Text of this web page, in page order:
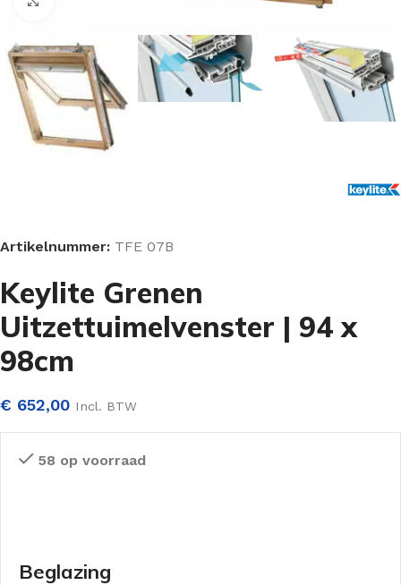
Artikelnummer: TFE 07B
Keylite Grenen
Uitzettuimelvenster | 94 x
98cm
€ 652,00 Incl. BTW
58 op voorraad
Beglazing